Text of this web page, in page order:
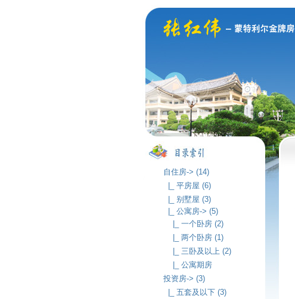
自住房-> (14)
|_ 平房屋 (6)
|_ 别墅屋 (3)
|_ 公寓房-> (5)
|_ 一个卧房 (2)
|_ 两个卧房 (1)
|_ 三卧及以上 (2)
|_ 公寓期房
投资房-> (3)
|_ 五套及以下 (3)